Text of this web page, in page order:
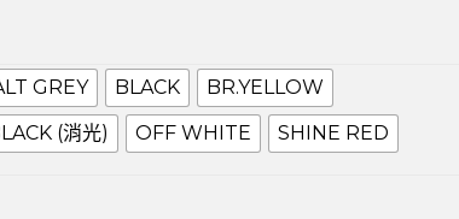
GREY BLACK
BR.YELLOW
(消光)
OFF WHITE SHINE RED